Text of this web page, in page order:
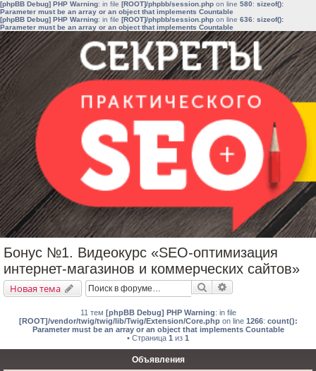
[phpBB Debug] PHP Warning: in file [ROOT]/phpbb/session.php on line 580: sizeof():
Parameter must be an array or an object that implements Countable
[phpBB Debug] PHP Warning: in file [ROOT]/phpbb/session.php on line 636: sizeof():
Parameter must be an array or an object that implements Countable
Бонус №1. Видеокурс «SEO-оптимизация
интернет-магазинов и коммерческих сайтов»
Новая тема Поиск
11 тем [phpBB Debug] PHP Warning: in file
[ROOT]/vendor/twig/twig/lib/Twig/Extension/Core.phpon line 1266: count():
Parameter must be an array or an object that implements Countable
• Страница 1 из 1
Объявления